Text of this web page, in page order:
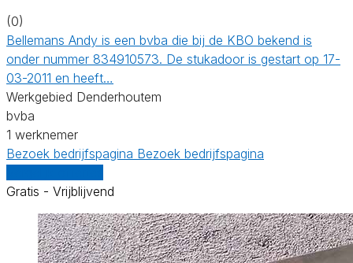
(0)
Bellemans Andy is een bvba die bij de KBO bekend is
onder nummer 834910573. De stukadoor is gestart op 17-
03-2011 en heeft…
Werkgebied Denderhoutem
bvba
1 werknemer
Bezoek bedrijfspagina Bezoek bedrijfspagina
Gratis - Vrijblijvend